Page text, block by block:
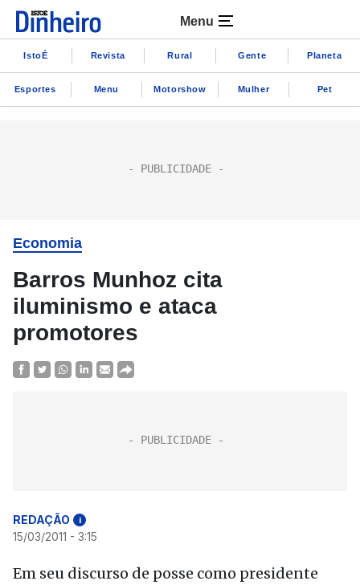
Menu
IstoÉ Revista Rural Gente Planeta
Esportes Menu Motorshow Mulher Pet
Economia
Barros Munhoz cita
iluminismo e ataca
promotores
REDAÇÃO i
15/03/2011 - 3:15
Em seu discurso de posse como presidente